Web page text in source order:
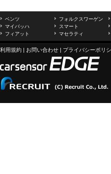
ベンツ フォルクスワーゲン
マイバッハ
スマート
フィアット
マセラティ
利用規約 | お問い合わせ | プライバシーポリ